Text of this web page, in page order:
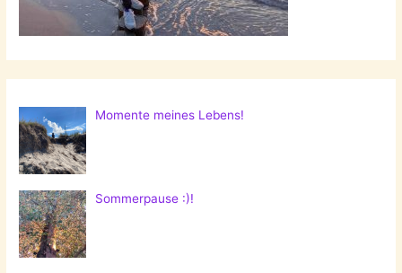
Momente meines Lebens!
Sommerpause :)!